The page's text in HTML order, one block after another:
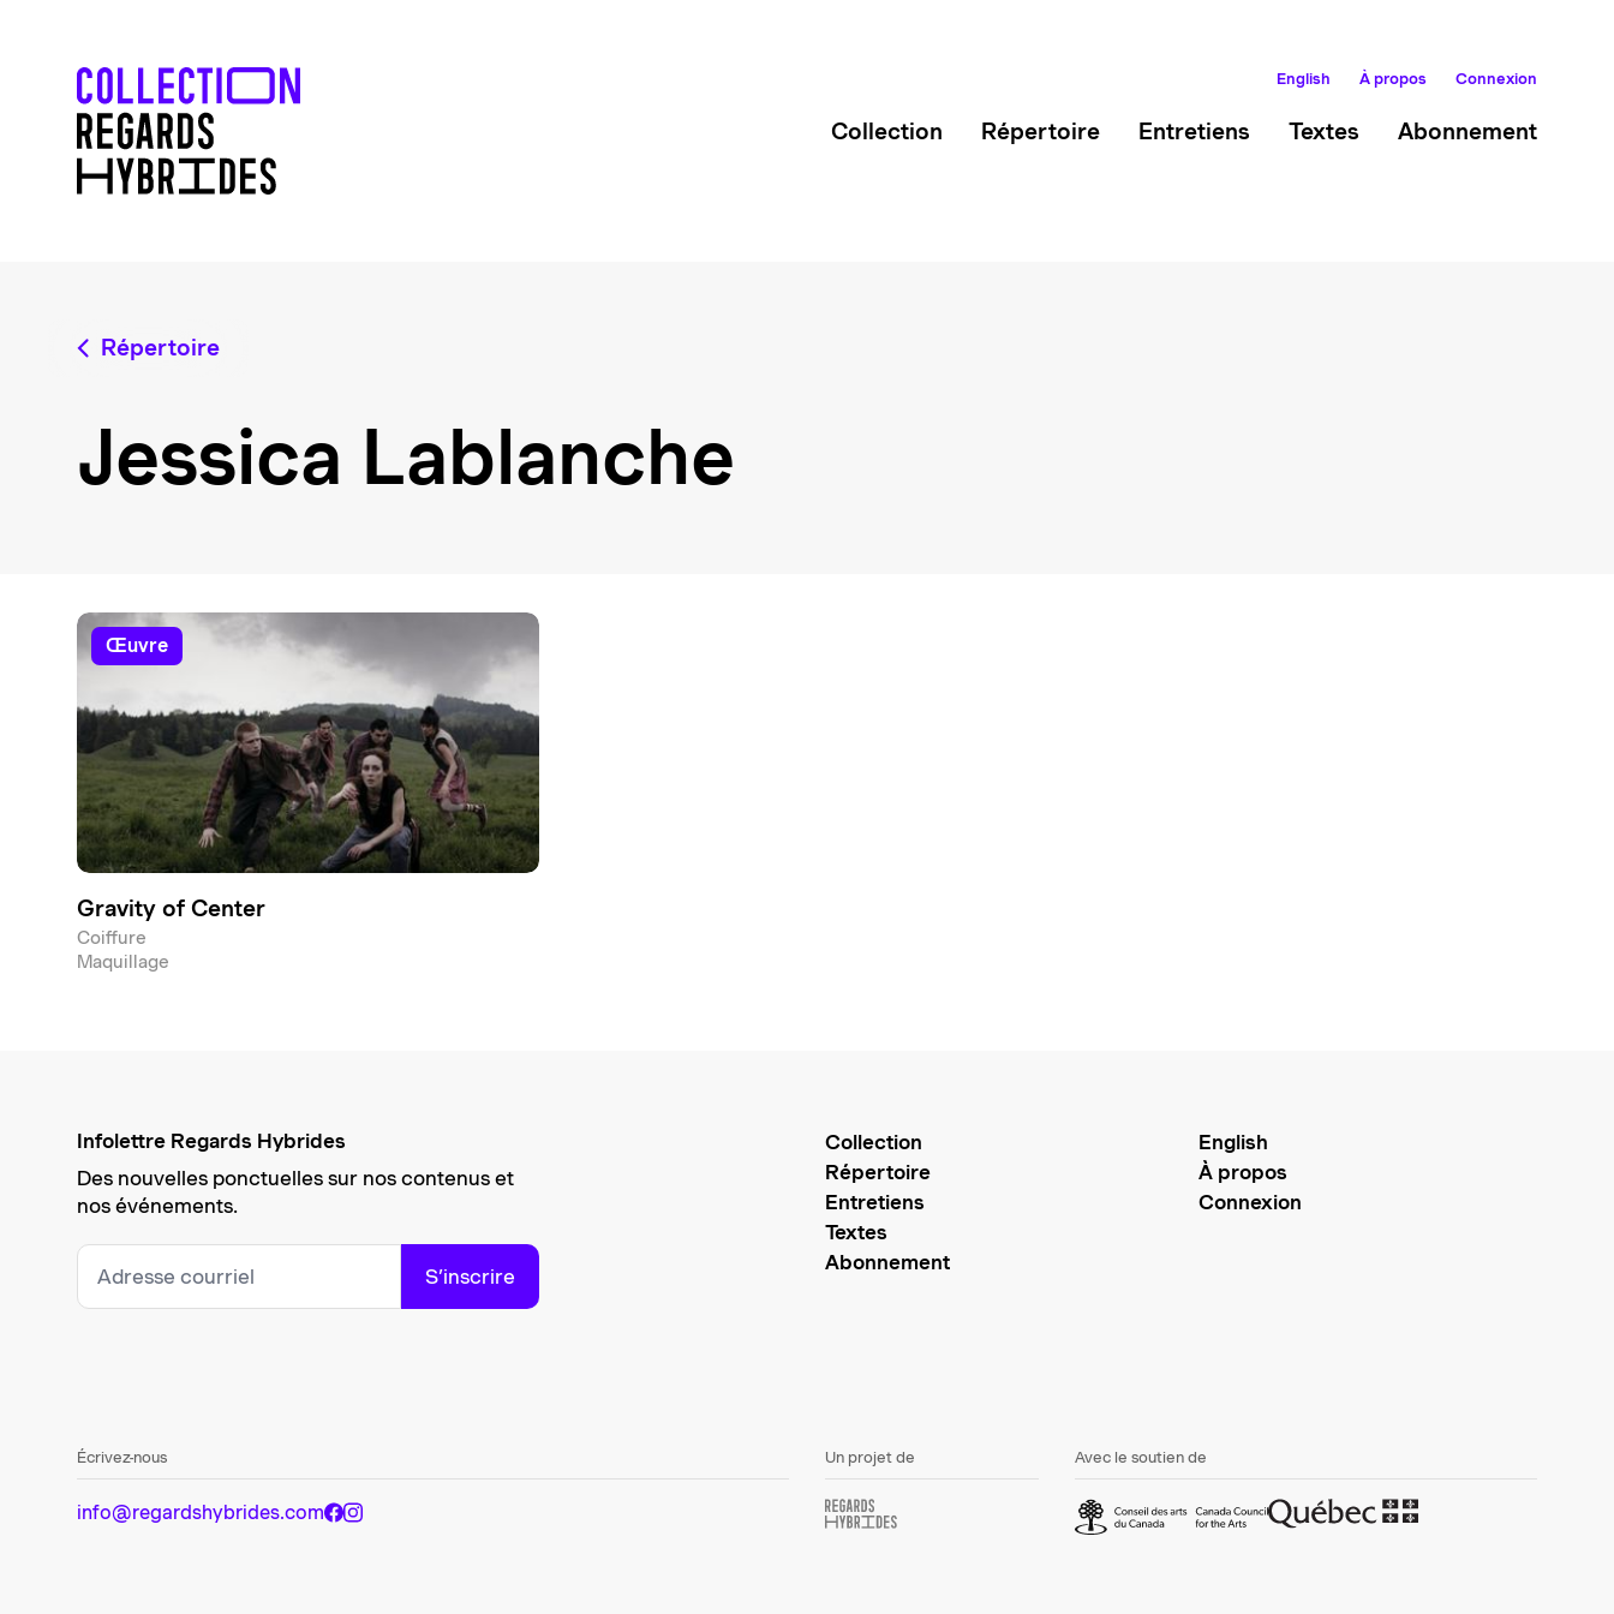
English À propos Connexion
Collection Répertoire Entretiens Textes Abonnement
Répertoire
Jessica Lablanche
œuvre
Gravity of Center
Coiffure
Maquillage
Infolettre Regards Hybrides
Des nouvelles ponctuelles sur nos contenus et
nos événements.
S’inscrire
Collection
Répertoire
Entretiens
Textes
Abonnement
English
À propos
Connexion
Écrivez-nous
info@regardshybrides.com
Un projet de Avec le soutien de